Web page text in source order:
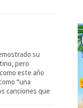
su
pero
este año
“una
canciones que